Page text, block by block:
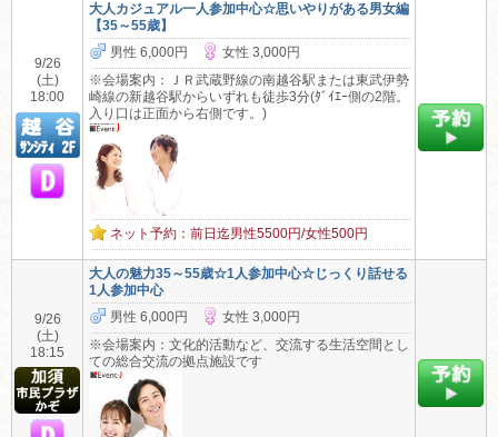
9/26
(土)
18:00
大人カジュアル一人参加中心☆思いやりがある男女編
【35～55歳】
男性 6,000円
女性 3,000円
※会場案内：ＪＲ武蔵野線の南越谷駅または東武伊勢
崎線の新越谷駅からいずれも徒歩3分(ﾀﾞｲｴｰ側の2階。
入り口は正面から右側です。)
ネット予約：前日迄男性5500円/女性500円
9/26
(土)
18:15
大人の魅力35～55歳☆1人参加中心☆じっくり話せる
1人参加中心
男性 6,000円
女性 3,000円
※会場案内：文化的活動など、交流する生活空間とし
ての総合交流の拠点施設です